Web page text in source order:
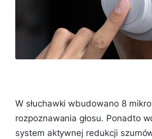
W słuchawki wbudowano 8
rozpoznawania głosu. Ponadto
system aktywnej redukcji